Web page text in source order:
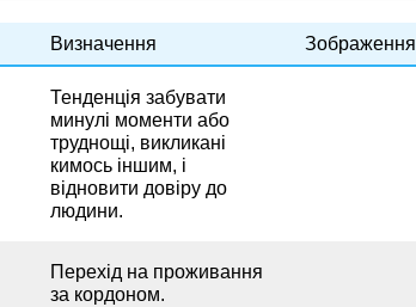
Визначення Зображення
Тенденція забувати
минулі моменти або
труднощі, викликані
кимось іншим, і
відновити довіру до
людини.
Перехід на проживання
за кордоном.